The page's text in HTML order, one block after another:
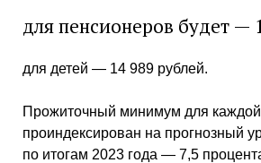
для пенсионеров будет —
для детей — 14 989 рублей.
Прожиточный минимум для каждой
проиндексирован на прогнозный
по итогам 2023 года — 7,5